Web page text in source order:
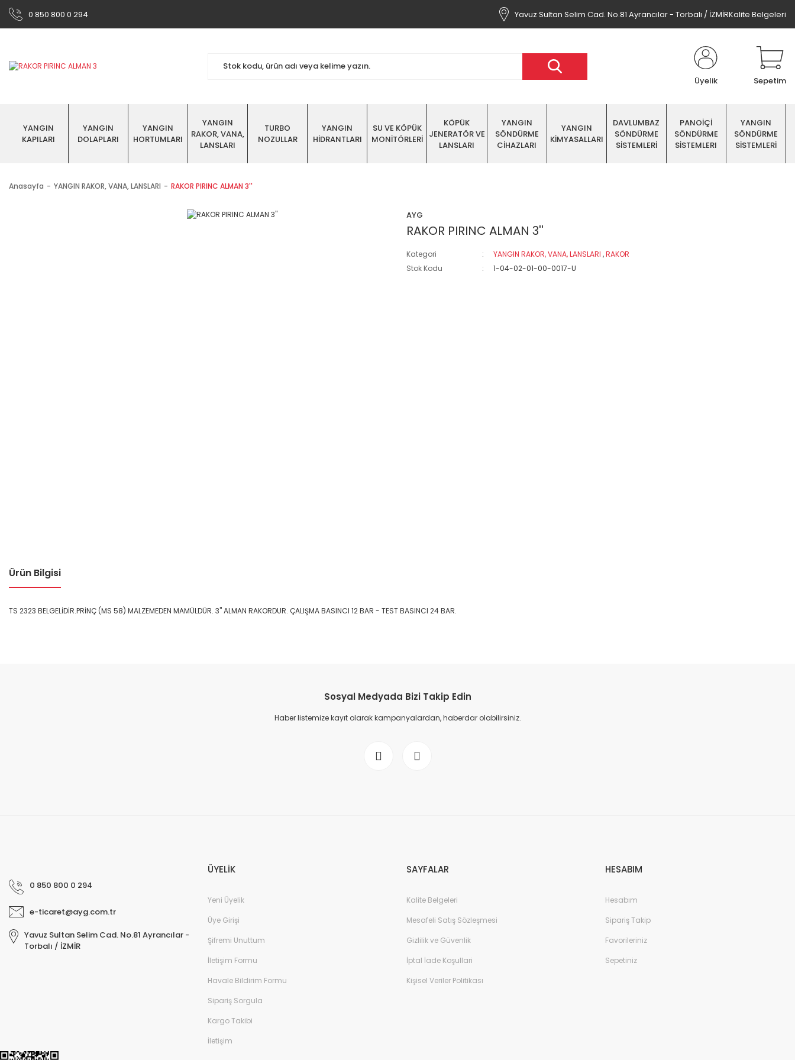
0 850 800 0 294 Yavuz Sultan Selim Cad. No.81 Ayrancılar - Torbalı / İZMİRKalite Belgeleri
Üyelik Sepetim
YANGIN
KAPILARI
YANGIN
DOLAPLARI
YANGIN
HORTUMLARI
YANGIN
RAKOR, VANA,
LANSLARI
TURBO
NOZULLAR
YANGIN
HİDRANTLARI
SU VE KÖPÜK
MONİTÖRLERİ
KÖPÜK
JENERATÖR VE
LANSLARI
YANGIN
SÖNDÜRME
CİHAZLARI
YANGIN
KİMYASALLARI
DAVLUMBAZ
SÖNDÜRME
SİSTEMLERİ
PANOİÇİ
SÖNDÜRME
SİSTEMLERI
YANGIN
SÖNDÜRME
SİSTEMLERİ
Anasayfa YANGIN RAKOR, VANA, LANSLARI RAKOR PIRINC ALMAN 3''
AYG
RAKOR PIRINC ALMAN 3''
Kategori YANGIN RAKOR, VANA, LANSLARI ,RAKOR
Stok Kodu
1-04-02-01-00-0017-U
Ürün Bilgisi
TS 2323 BELGELİDİR.PRİNÇ (MS 58) MALZEMEDEN MAMÜLDÜR. 3" ALMAN RAKORDUR. ÇALIŞMA BASINCI 12 BAR - TEST BASINCI 24 BAR.
Sosyal Medyada Bizi Takip Edin
Haber listemize kayıt olarak kampanyalardan, haberdar olabilirsiniz.
0 850 800 0 294
e-ticaret@ayg.com.tr
Yavuz Sultan Selim Cad. No.81 Ayrancılar -
Torbalı / İZMİR
ÜYELİK
Yeni Üyelik
Üye Girişi
Şifremi Unuttum
İletişim Formu
Havale Bildirim Formu
Sipariş Sorgula
Kargo Takibi
İletişim
SAYFALAR
Kalite Belgeleri
Mesafeli Satış Sözleşmesi
Gizlilik ve Güvenlik
İptal İade Koşullari
Kişisel Veriler Politikası
HESABIM
Hesabım
Sipariş Takip
Favorileriniz
Sepetiniz